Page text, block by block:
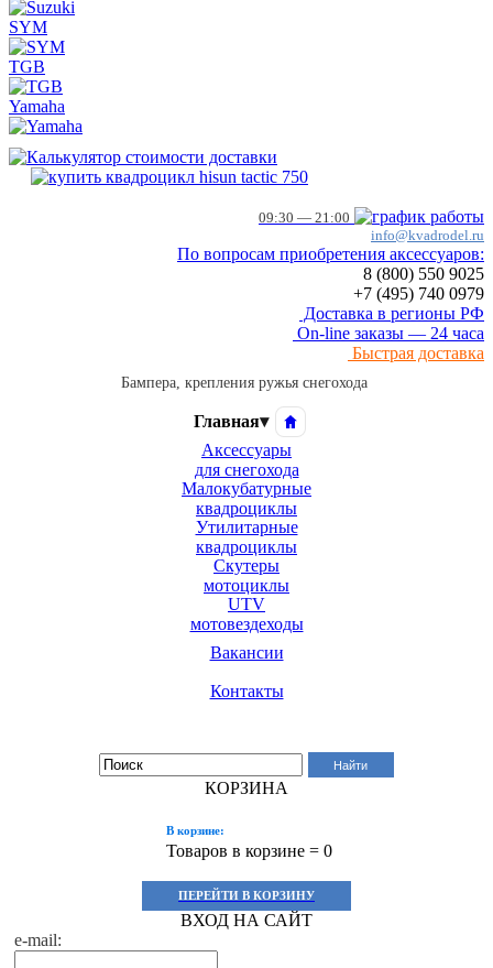
SYM
TGB
Yamaha
09:30 — 21:00
info@kvadrodel.ru
По вопросам приобретения аксессуаров:
8 (800) 550 9025
+7 (495) 740 0979
Доставка в регионы РФ
On-line заказы — 24 часа
Быстрая доставка
Бампера, крепления ружья снегохода
Главная▾
Аксессуары
для снегохода
Малокубатурные
квадроциклы
Утилитарные
квадроциклы
Скутеры
мотоциклы
UTV
мотовездеходы
Вакансии
Контакты
Найти
КОРЗИНА
В корзине:
Товаров в корзине = 0
ПЕРЕЙТИ В КОРЗИНУ
ВХОД НА САЙТ
e-mail: